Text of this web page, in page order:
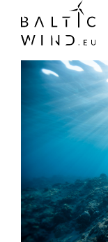
zawartości
Pokaż
większy
obrazek